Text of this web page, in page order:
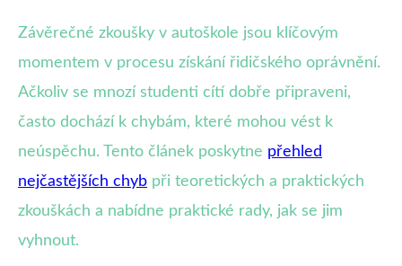
na zkouškách v autoškole?
15. 8. 2025· 4 min čtení · Autor: Petra Malíková
Závěrečné zkoušky v autoškole jsou klíčovým
momentem v procesu získání řidičského oprávnění.
Ačkoliv se mnozí studenti cítí dobře připraveni,
často dochází k chybám, které mohou vést k
neúspěchu. Tento článek poskytne přehled
nejčastějších chyb při teoretických a praktických
zkouškách a nabídne praktické rady, jak se jim
vyhnout.